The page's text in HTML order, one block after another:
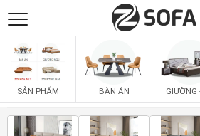
SẢN PHẨM
SOFAS
SẢN PHẨM BÀN ĂN GIƯỜNG